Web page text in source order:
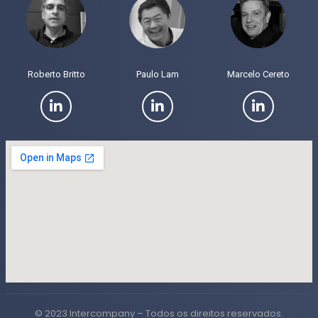
Roberto Britto Paulo Lam Marcelo Cereto
© 2023 Intercompany – Todos os direitos reservados.